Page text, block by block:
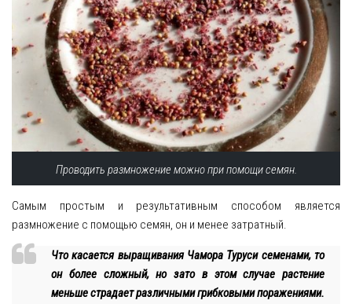
Проводить размножение можно при помощи семян.
Самым простым и результативным способом является
размножение с помощью семян, он и менее затратный.
Что касается выращивания Чамора Туруси семенами, то
он более сложный, но зато в этом случае растение
меньше страдает различными грибковыми поражениями.